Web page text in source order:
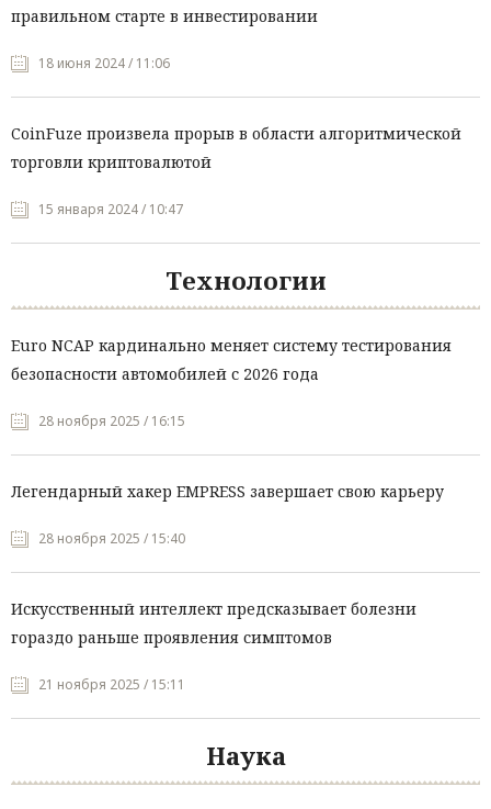
правильном старте в инвестировании
18 июня 2024 / 11:06
CoinFuze произвела прорыв в области алгоритмической
торговли криптовалютой
15 января 2024 / 10:47
Технологии
Euro NCAP кардинально меняет систему тестирования
безопасности автомобилей с 2026 года
28 ноября 2025 / 16:15
Легендарный хакер EMPRESS завершает свою карьеру
28 ноября 2025 / 15:40
Искусственный интеллект предсказывает болезни
гораздо раньше проявления симптомов
21 ноября 2025 / 15:11
Наука